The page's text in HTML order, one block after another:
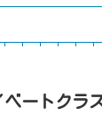
ートクラス